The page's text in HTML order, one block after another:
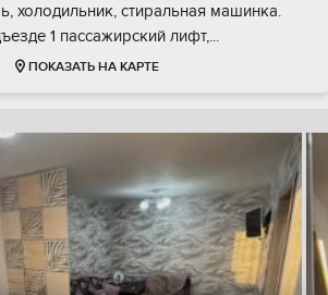
холодильник, стиральная машинка.
1 пассажирский лифт,...
ПОКАЗАТЬ НА КАРТЕ